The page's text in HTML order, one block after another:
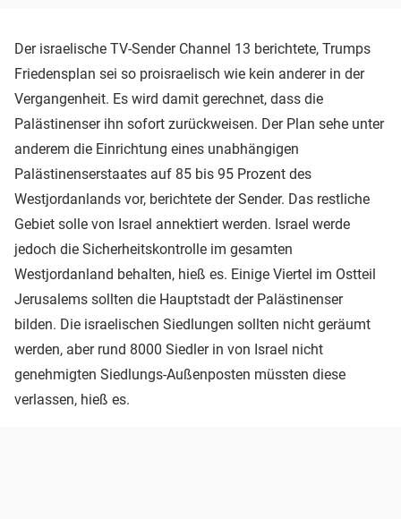
Der israelische TV-Sender Channel 13 berichtete, Trumps
Friedensplan sei so proisraelisch wie kein anderer in der
Vergangenheit. Es wird damit gerechnet, dass die
Palästinenser ihn sofort zurückweisen. Der Plan sehe unter
anderem die Einrichtung eines unabhängigen
Palästinenserstaates auf 85 bis 95 Prozent des
Westjordanlands vor, berichtete der Sender. Das restliche
Gebiet solle von Israel annektiert werden. Israel werde
jedoch die Sicherheitskontrolle im gesamten
Westjordanland behalten, hieß es. Einige Viertel im Ostteil
Jerusalems sollten die Hauptstadt der Palästinenser
bilden. Die israelischen Siedlungen sollten nicht geräumt
werden, aber rund 8000 Siedler in von Israel nicht
genehmigten Siedlungs-Außenposten müssten diese
verlassen, hieß es.